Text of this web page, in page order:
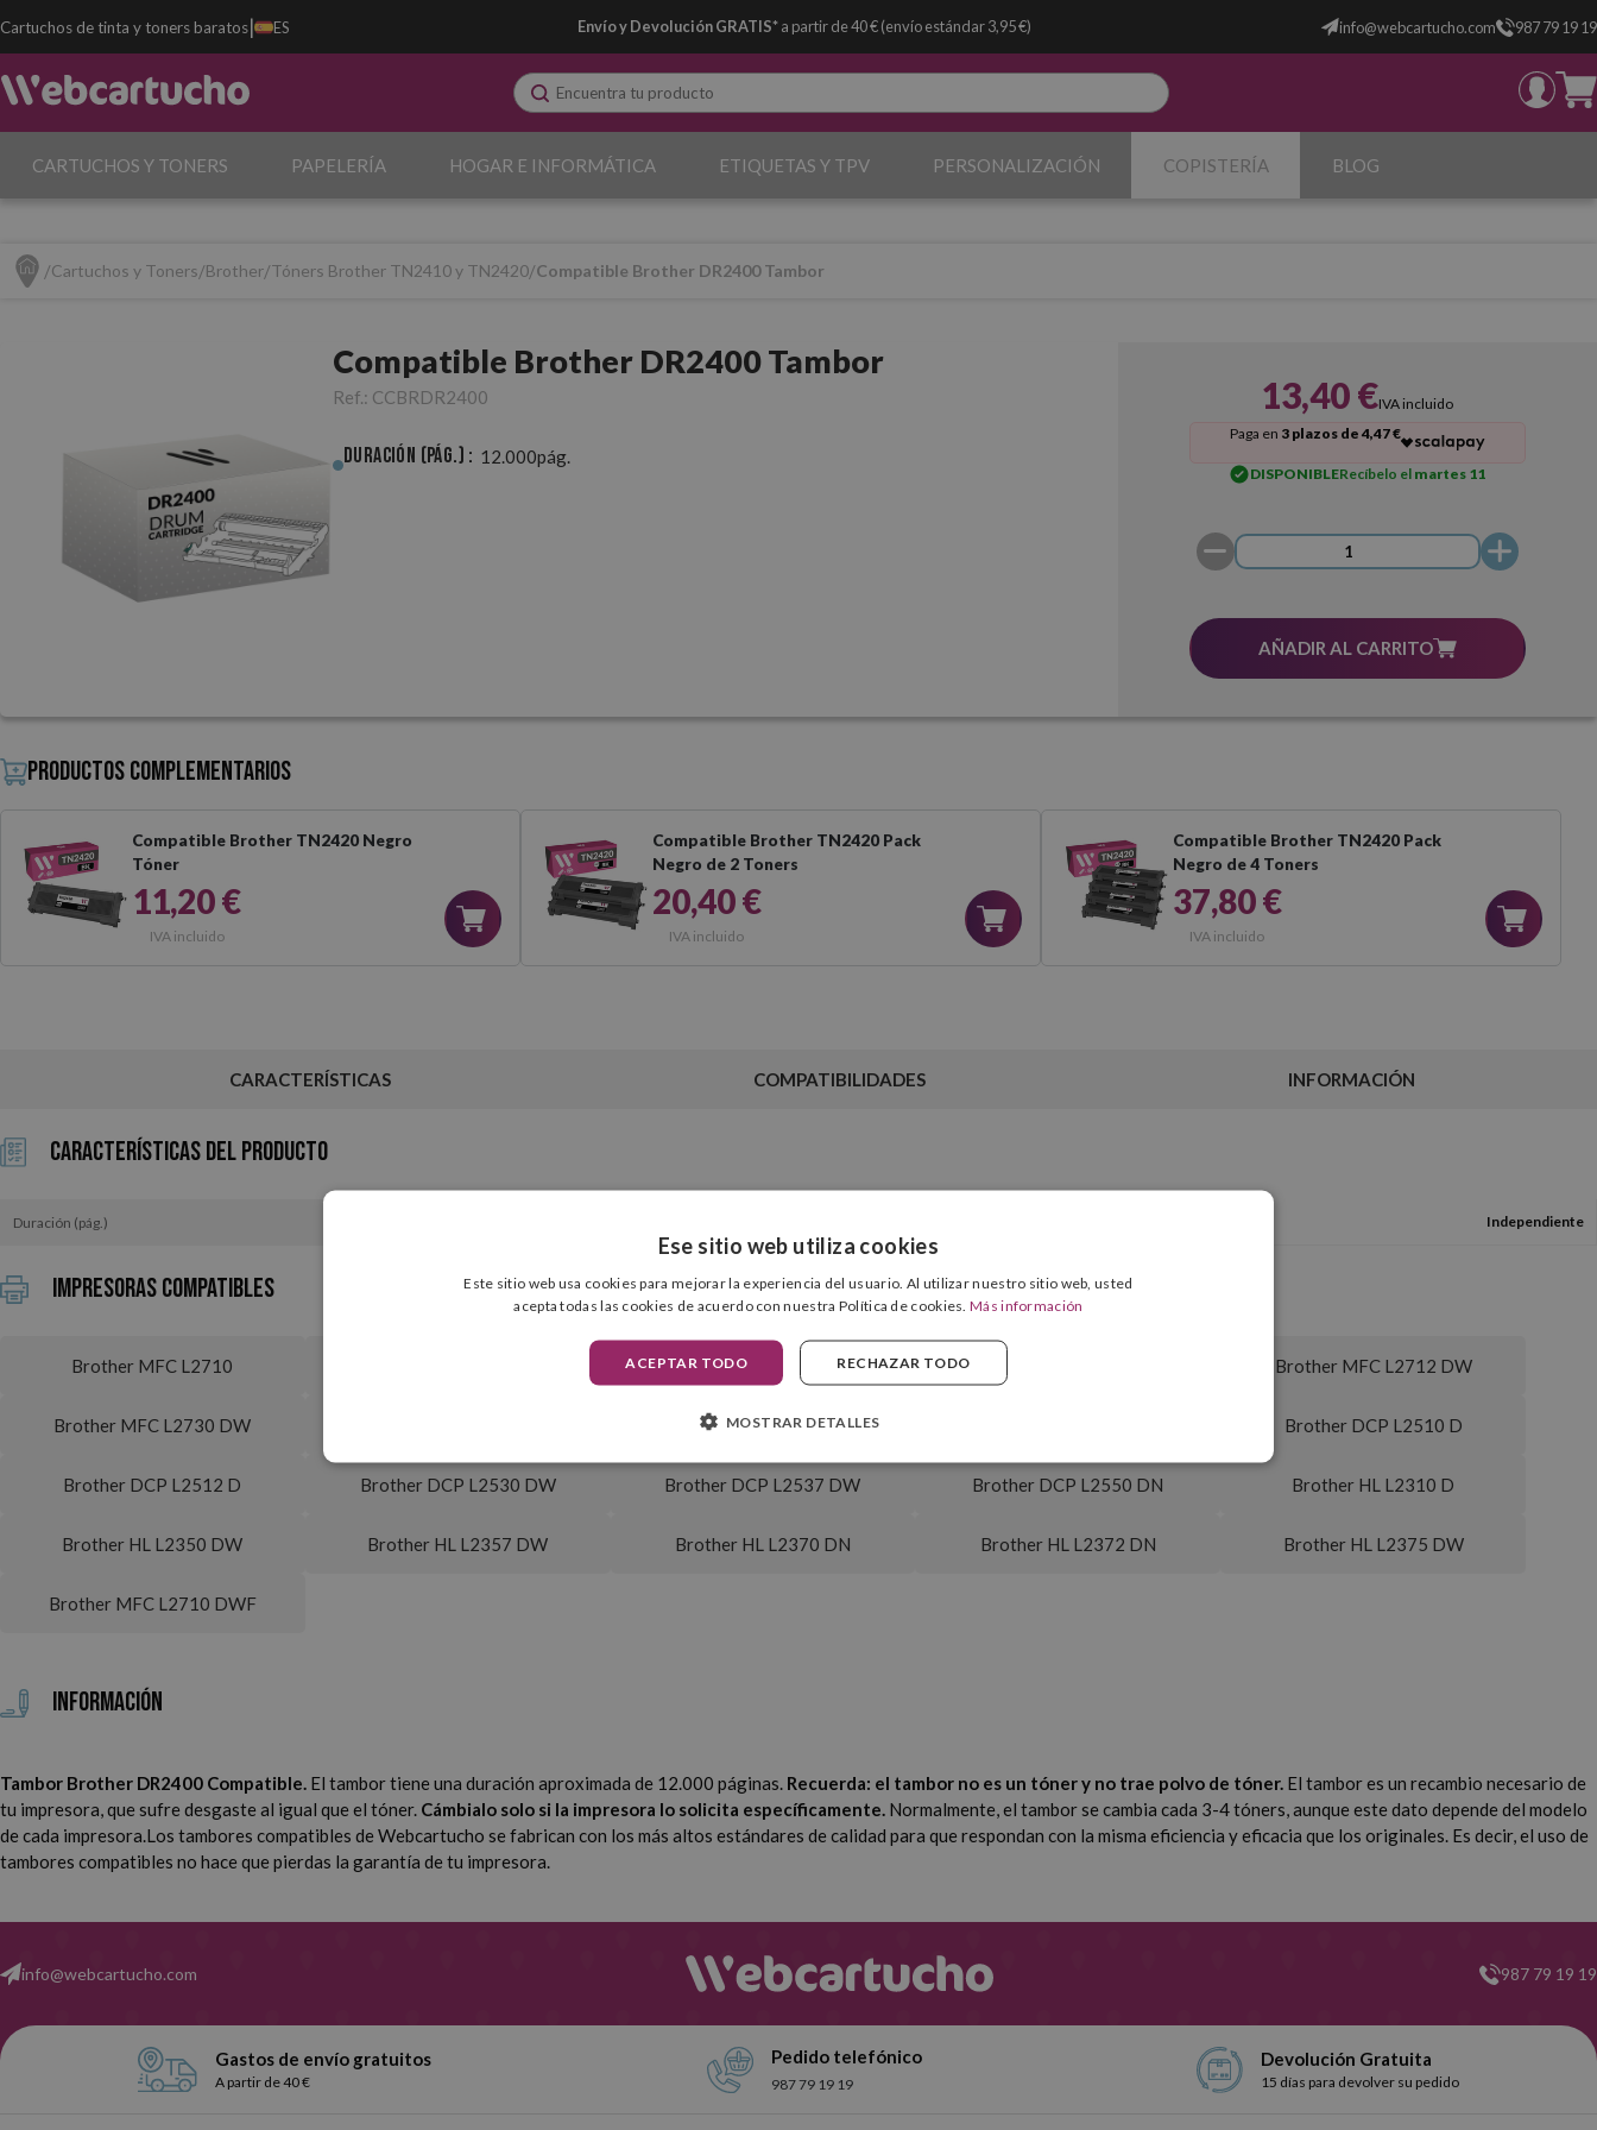
Cartuchos de tinta y toners baratos| ES Envío y Devolución GRATIS*a partir de 40 € (envío estándar 3,95 €) info@webcartucho.com 987 79 19 19
CARTUCHOS Y TONERS PAPELERÍA HOGAR E INFORMÁTICA ETIQUETAS Y TPV PERSONALIZACIÓN COPISTERÍA BLOG
Cartuchos y Toners Brother Tóners Brother TN2410 y TN2420 Compatible Brother DR2400 Tambor
Compatible Brother DR2400 Tambor
Ref.: CCBRDR2400
Duración (pág.) : 12.000pág.
13,40 €IVA incluido
Paga en 3 plazos de 4,47 €
DISPONIBLERecíbelo el martes 11
AÑADIR AL CARRITO
Productos complementarios
Compatible Brother TN2420 Negro
Tóner
11,20 €
IVA incluido
Compatible Brother TN2420 Pack
Negro de 2 Toners
20,40 €
IVA incluido
Compatible Brother TN2420 Pack
Negro de 4 Toners
37,80 €
IVA incluido
CARACTERÍSTICAS COMPATIBILIDADES INFORMACIÓN
Características del Producto
Duración (pág.) Independiente
Impresoras Compatibles
Brother MFC L2710 Brother MFC L2710 DW Brother MFC L2712 DW
Brother MFC L2730 DW Brother MFC L2735 DW Brother DCP L2510 D
Brother DCP L2512 D Brother DCP L2530 DW Brother DCP L2537 DW Brother DCP L2550 DN Brother HL L2310 D
Brother HL L2350 DW Brother HL L2357 DW Brother HL L2370 DN Brother HL L2372 DN Brother HL L2375 DW
Brother MFC L2710 DWF
Información
Tambor Brother DR2400 Compatible. El tambor tiene una duración aproximada de 12.000 páginas. Recuerda: el tambor no es un tóner y no trae polvo de tóner. El tambor es un recambio necesario de
tu impresora, que sufre desgaste al igual que el tóner. Cámbialo solo si la impresora lo solicita específicamente. Normalmente, el tambor se cambia cada 3-4 tóners, aunque este dato depende del modelo
de cada impresora.Los tambores compatibles de Webcartucho se fabrican con los más altos estándares de calidad para que respondan con la misma eficiencia y eficacia que los originales. Es decir, el uso de
tambores compatibles no hace que pierdas la garantía de tu impresora.
info@webcartucho.com 987 79 19 19
Gastos de envío gratuitos
A partir de 40 €
Pedido telefónico
987 79 19 19
Devolución Gratuita
15 días para devolver su pedido
Ese sitio web utiliza cookies
Este sitio web usa cookies para mejorar la experiencia del usuario. Al utilizar nuestro sitio web, usted
acepta todas las cookies de acuerdo con nuestra Política de cookies.Más información
ACEPTAR TODO RECHAZAR TODO
MOSTRAR DETALLES